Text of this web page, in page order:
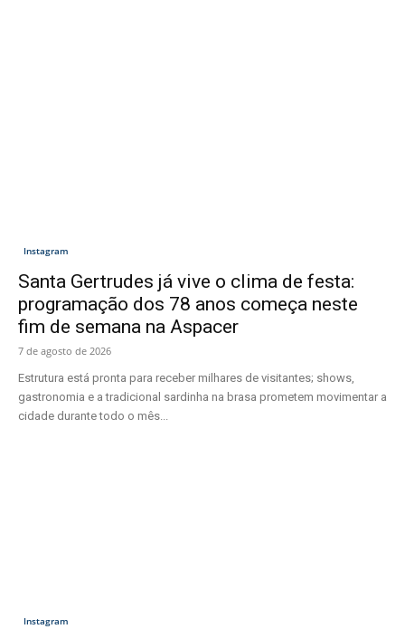
Instagram
Santa Gertrudes já vive o clima de festa:
programação dos 78 anos começa neste
fim de semana na Aspacer
7 de agosto de 2026
Estrutura está pronta para receber milhares de visitantes; shows,
gastronomia e a tradicional sardinha na brasa prometem movimentar a
cidade durante todo o mês...
Instagram